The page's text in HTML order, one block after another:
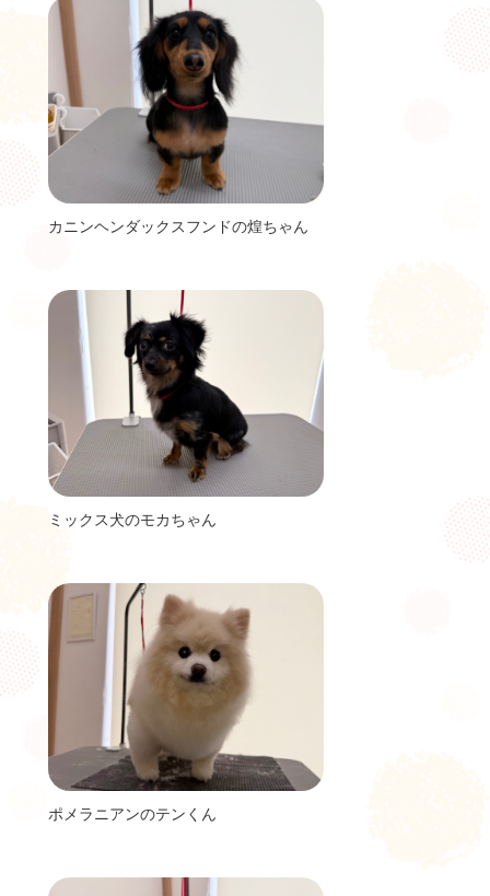
カニンヘンダックスフンドの煌ちゃん
ミックス犬のモカちゃん
ポメラニアンのテンくん